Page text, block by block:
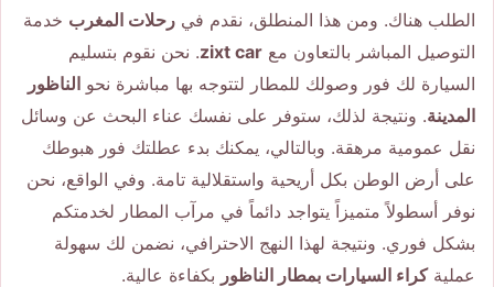
الطلب هناك. ومن هذا المنطلق، نقدم في رحلات المغرب خدمة
التوصيل المباشر بالتعاون مع zixt car. نحن نقوم بتسليم
السيارة لك فور وصولك للمطار لتتوجه بها مباشرة نحو الناظور
المدينة. ونتيجة لذلك، ستوفر على نفسك عناء البحث عن وسائل
نقل عمومية مرهقة. وبالتالي، يمكنك بدء عطلتك فور هبوطك
على أرض الوطن بكل أريحية واستقلالية تامة. وفي الواقع، نحن
نوفر أسطولاً متميزاً يتواجد دائماً في مرآب المطار لخدمتكم
بشكل فوري. ونتيجة لهذا النهج الاحترافي، نضمن لك سهولة
عمليةكراء السيارات بمطار الناظور بكفاءة عالية.